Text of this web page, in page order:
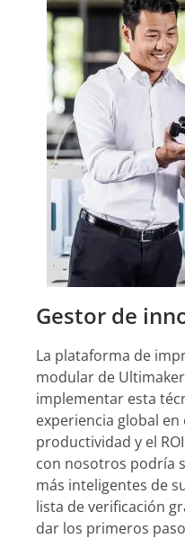
Gestor de
La plataforma de
modular de
implementar esta
experiencia global
productividad y el
con nosotros podría
más inteligentes de
lista de verificación
dar los primeros